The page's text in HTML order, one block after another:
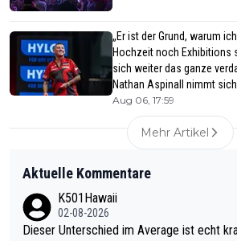
„Er ist der Grund, warum
Hochzeit noch Exhibitions
sich weiter das ganze
Nathan Aspinall nimmt
Aug 06, 17:59
Mehr Artikel
Aktuelle Kommentare
K501Hawaii
02-08-2026
Dieser Unterschied im Average ist echt krass! 111+ ist